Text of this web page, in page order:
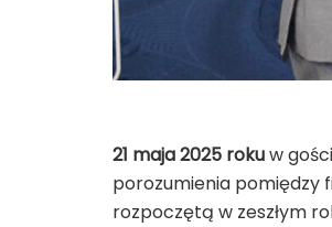
21 maja 2025 rokuw
porozumienia pomiędzy
rozpoczętą w zeszłym